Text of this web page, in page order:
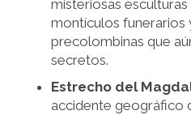
misteriosas
montículos funerarios
precolombinas que
secretos.
Estrecho del
accidente geográfico